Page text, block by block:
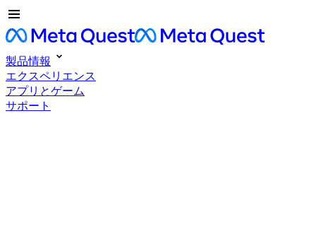
製品情報
エクスペリエンス
アプリとゲーム
サポート